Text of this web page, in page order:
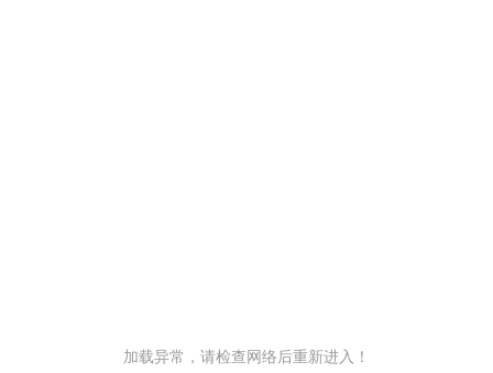
加载异常，请检查网络后重新进入！